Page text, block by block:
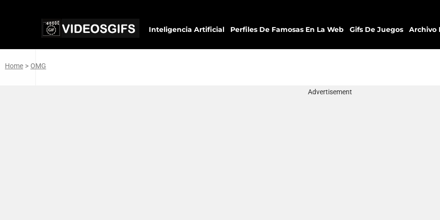
Inteligencia Artificial Perfiles De Famosas En La Web Gifs De Juegos Archivo
Home > OMG
Advertisement